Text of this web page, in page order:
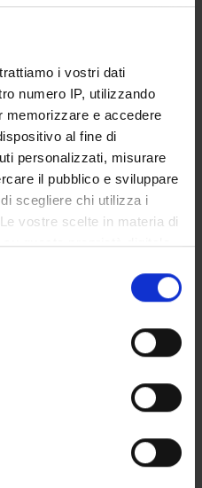
trattiamo i vostri dati
numero IP, utilizzando
memorizzare e accedere
al fine di
personalizzati, misurare
il pubblico e sviluppare
scegliere chi utilizza i
vostre scelte in materia di
questa proprietà digitale
consenso in qualsiasi
sui cookie o facendo clic
sulla tua posizione
di qualche
scansionandolo